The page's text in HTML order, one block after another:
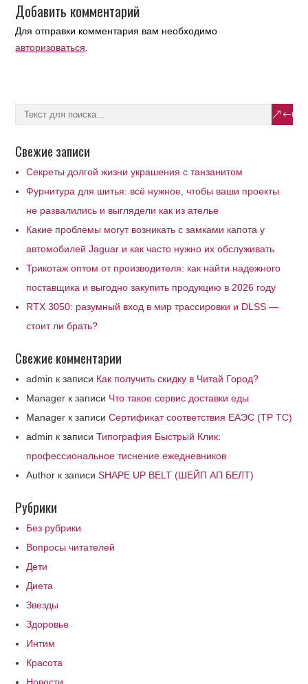
Добавить комментарий
Для отправки комментария вам необходимо
авторизоваться
Свежие записи
Секреты долгой жизни украшения с танзанитом
Фурнитура для шитья: всё нужное, чтобы ваши проекты
не развалились и выглядели как из ателье
Какие проблемы могут возникать с замками капота у
автомобилей Jaguar и как часто нужно их обслуживать
Трикотаж оптом от производителя: как найти надежного
поставщика и выгодно закупить продукцию в 2026 году
RTX 3050: разумный вход в мир трассировки и DLSS —
стоит ли брать?
Свежие комментарии
admin к записи Как получить скидку в Читай Город?
Manager к записи Что такое сервис доставки еды
Manager к записиСертификат соответствия ЕАЭС (ТР ТС)
admin к записиТипография Быстрый Клик:
профессиональное тиснение ежедневников
Author к записиSHAPE UP BELT (ШЕЙП АП БЕЛТ)
Рубрики
Без рубрики
Вопросы читателей
Дети
Диета
Звезды
Здоровье
Интим
Красота